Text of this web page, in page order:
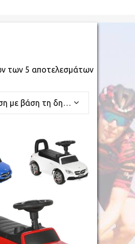
των 5 αποτελεσμάτων
Ταξινόμηση με βάση τη δημοφιλία